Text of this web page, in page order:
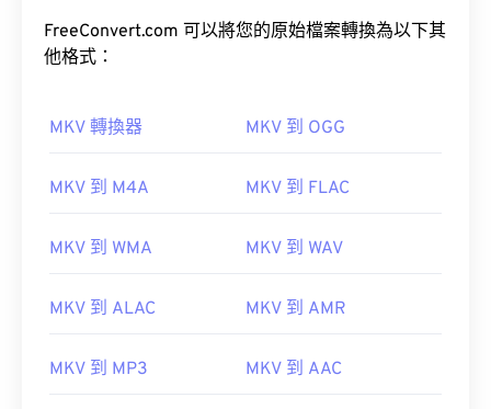
FreeConvert.com 可以將您的原始檔案轉換為以下其
他格式：
MKV 轉換器 MKV 到 OGG
MKV 到 M4A MKV 到 FLAC
MKV 到 WMA MKV 到 WAV
MKV 到 ALAC MKV 到 AMR
MKV 到 MP3 MKV 到 AAC